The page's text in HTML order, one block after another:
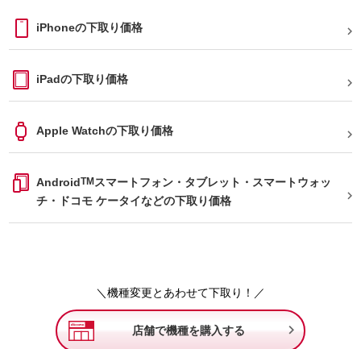
iPhoneの下取り価格 
iPadの下取り価格 
Apple Watchの下取り価格 
AndroidTMスマートフォン・タブレット・スマートウォッ
チ・ドコモ ケータイなどの下取り価格

＼機種変更とあわせて下取り！／
店舗で機種を購入する 